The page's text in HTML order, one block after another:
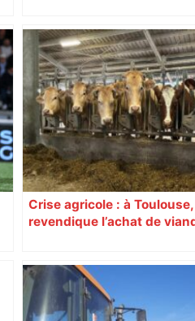
Augustins
Crise agricole : à
revendique l’achat de